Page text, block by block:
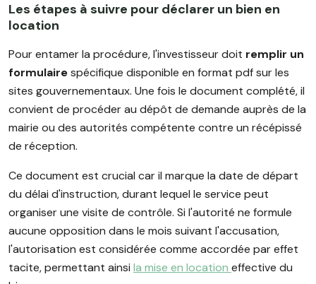
Les étapes à suivre pour déclarer un bien en
location
Pour entamer la procédure, l'investisseur doit remplir un
formulairespécifique disponible en format pdf sur les
sites gouvernementaux. Une fois le document complété, il
convient de procéder au dépôt de demande auprès de la
mairie ou des autorités compétente contre un récépissé
de réception.
Ce document est crucial car il marque la date de départ
du délai d'instruction, durant lequel le service peut
organiser une visite de contrôle. Si l'autorité ne formule
aucune opposition dans le mois suivant l'accusation,
l'autorisation est considérée comme accordée par effet
tacite, permettant ainsi la mise en location effective du